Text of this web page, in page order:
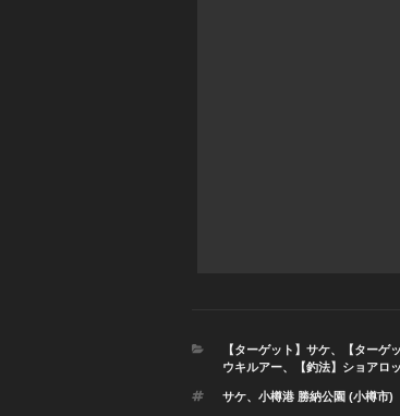
カ
テ
リ
【ターゲット】サケ、 【ターゲ
ウキルアー、 【釣法】ショアロ
タ
サケ、 小樽港 勝納公園 (小樽市)